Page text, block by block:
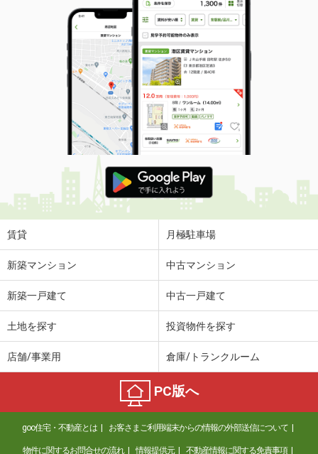
賃貸 月極駐車場
新築マンション 中古マンション
新築一戸建て 中古一戸建て
土地を探す 投資物件を探す
店舗/事業用 倉庫/トランクルーム
PC版へ
goo住宅・不動産とは お客さまご利用端末からの情報の外部送信について
物件に関するお問合せの流れ 情報提供元 不動産情報に関する免責事項